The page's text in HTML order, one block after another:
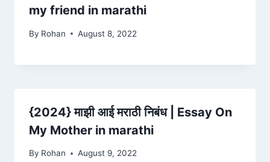
my friend in marathi
By Rohan August 8, 2022
{2024} माझी आई मराठी निबंध | Essay On
My Mother in marathi
By Rohan August 9, 2022